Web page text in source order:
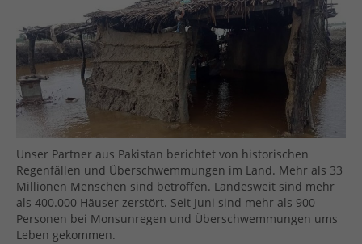
Unser Partner aus Pakistan berichtet von historischen
Regenfällen und Überschwemmungen im Land. Mehr als 33
Millionen Menschen sind betroffen. Landesweit sind mehr
als 400.000 Häuser zerstört. Seit Juni sind mehr als 900
Personen bei Monsunregen und Überschwemmungen ums
Leben gekommen.